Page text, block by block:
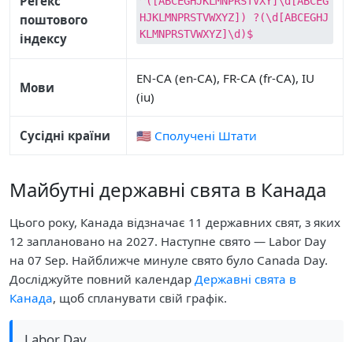
поштового
індексу
HJKLMNPRSTVWXYZ]) ?(\d[ABCEGHJ
KLMNPRSTVWXYZ]\d)$
Мови
EN-CA (en-CA), FR-CA (fr-CA), IU
(iu)
Сусідні країни 🇺🇸 Сполучені Штати
Майбутні державні свята в Канада
Цього року, Канада відзначає 11 державних свят, з яких
12 заплановано на 2027. Наступне свято — Labor Day
на 07 Sep. Найближче минуле свято було Canada Day.
Досліджуйте повний календар Державні свята в
Канада, щоб спланувати свій графік.